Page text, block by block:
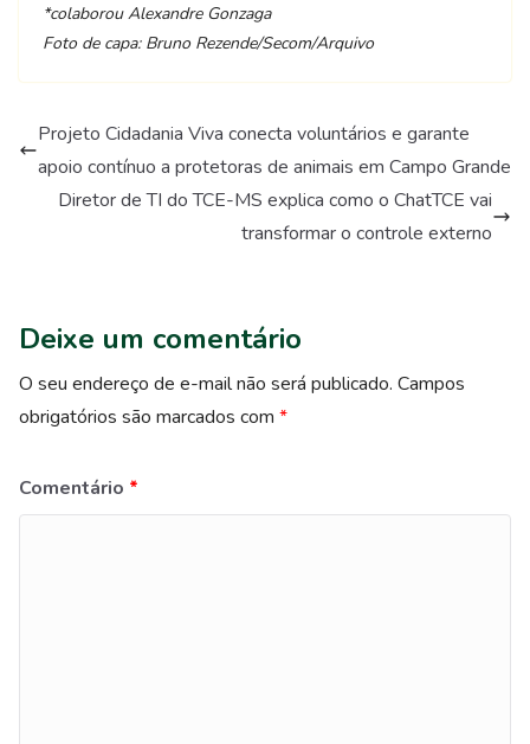
*colaborou Alexandre Gonzaga
Foto de capa: Bruno Rezende/Secom/Arquivo
Projeto Cidadania Viva conecta voluntários e garante
apoio contínuo a protetoras de animais em Campo Grande
Diretor de TI do TCE-MS explica como o ChatTCE vai
transformar o controle externo
Deixe um comentário
O seu endereço de e-mail não será publicado. Campos
obrigatórios são marcados com *
Comentário *